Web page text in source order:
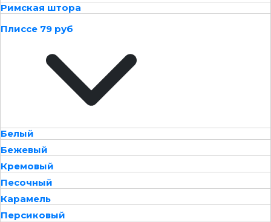
Римская штора
Плиссе 79 руб
Белый
Бежевый
Кремовый
Песочный
Карамель
Персиковый